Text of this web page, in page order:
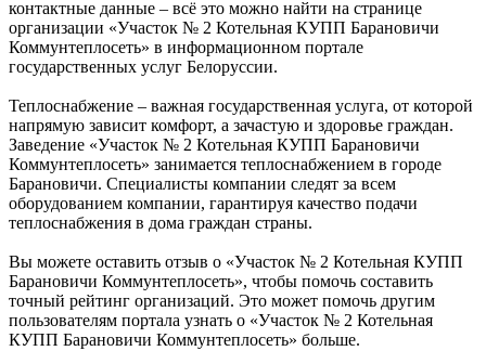
контактные данные – всё это можно найти на странице
организации «Участок № 2 Котельная КУПП Барановичи
Коммунтеплосеть» в информационном портале
государственных услуг Белоруссии.
Теплоснабжение – важная государственная услуга, от которой
напрямую зависит комфорт, а зачастую и здоровье граждан.
Заведение «Участок № 2 Котельная КУПП Барановичи
Коммунтеплосеть» занимается теплоснабжением в городе
Барановичи. Специалисты компании следят за всем
оборудованием компании, гарантируя качество подачи
теплоснабжения в дома граждан страны.
Вы можете оставить отзыв о «Участок № 2 Котельная КУПП
Барановичи Коммунтеплосеть», чтобы помочь составить
точный рейтинг организаций. Это может помочь другим
пользователям портала узнать о «Участок № 2 Котельная
КУПП Барановичи Коммунтеплосеть» больше.